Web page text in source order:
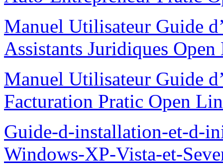
Manuel Utilisateur Guide
Assistants Juridiques
Manuel Utilisateur Guide
Facturation Pratic Open
Guide-d-installation-et-d-
Windows-XP-Vista-et-